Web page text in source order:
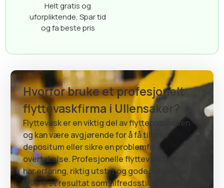
Helt gratis og
uforpliktende, Spar tid
og fa beste pris
Hvorfor bruke et profesjonelt
flyttevaskfirma i Ullensaker?
Flyttevask er en viktig del av flytteprosessen
og kan være avgjørende for å få tilbake
depositum eller sikre en problemfri
overtakelse. Profesjonelle flyttevaskfirmaer
har erfaring, riktig utstyr og gode rutiner for å
levere et resultat som tilfredsstiller kravene